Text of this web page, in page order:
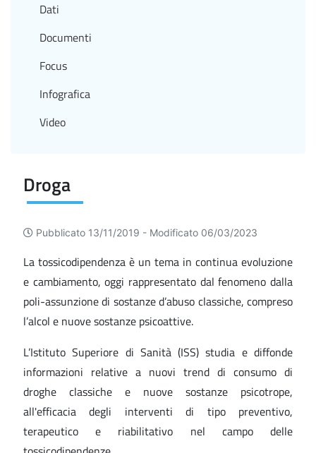
Droga
Pubblicato 13/11/2019 - Modificato 06/03/2023
La tossicodipendenza è un tema in continua evoluzione
e cambiamento, oggi rappresentato dal fenomeno dalla
poli-assunzione di sostanze d’abuso classiche, compreso
l’alcol e nuove sostanze psicoattive.
L’Istituto Superiore di Sanità (ISS) studia e diffonde
informazioni relative a nuovi trend di consumo di
droghe classiche e nuove sostanze psicotrope,
all'efficacia degli interventi di tipo preventivo,
terapeutico e riabilitativo nel campo delle
Dati
Documenti
Focus
Infografica
Video